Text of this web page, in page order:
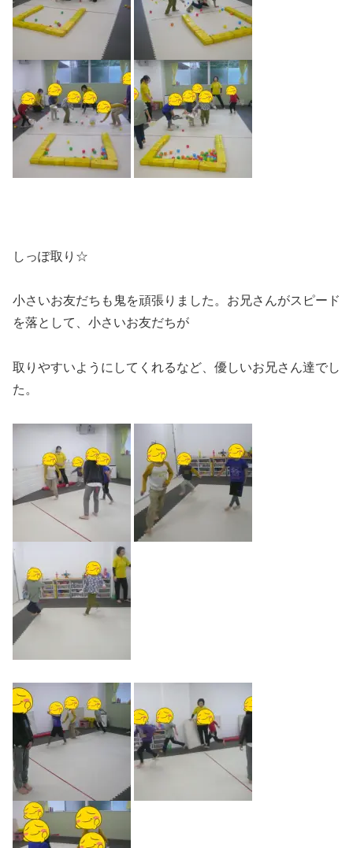
しっぽ取り☆
小さいお友だちも鬼を頑張りました。お兄さんがスピード
を落として、小さいお友だちが
取りやすいようにしてくれるなど、優しいお兄さん達でし
た。